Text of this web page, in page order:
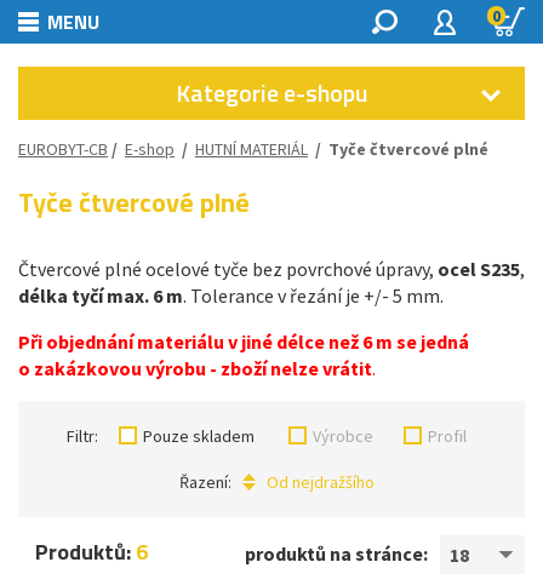
MENU 0
Kategorie e-shopu
EUROBYT-CB / E-shop / HUTNÍ MATERIÁL / Tyče čtvercové plné
Tyče čtvercové plné
Čtvercové plné ocelové tyče bez povrchové úpravy, ocel S235,
délka tyčí max. 6 m. Tolerance v řezání je +/- 5 mm.
Při objednání materiálu v jiné délce než 6 m se jedná
o zakázkovou výrobu - zboží nelze vrátit.
Filtr: Pouze skladem Výrobce Profil
Řazení: Od nejdražšího
produktů na stránce: 18
Produktů:6